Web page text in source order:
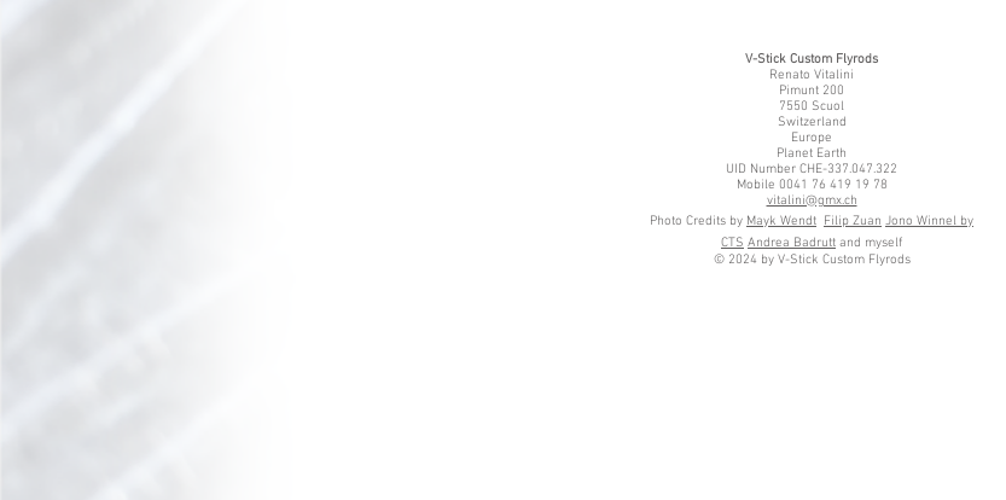
V-Stick Custom Flyrods
Renato Vitalini
Pimunt 200
7550 Scuol
Switzerland
Europe
Planet Earth
UID Number CHE-337.047.322
Mobile 0041 76 419 19 78
vitalini@gmx.ch
Photo Credits by Mayk Wendt Filip Zuan Jono Winnel by
CTS Andrea Badrutt and myself
© 2024 by V-Stick Custom Flyrods